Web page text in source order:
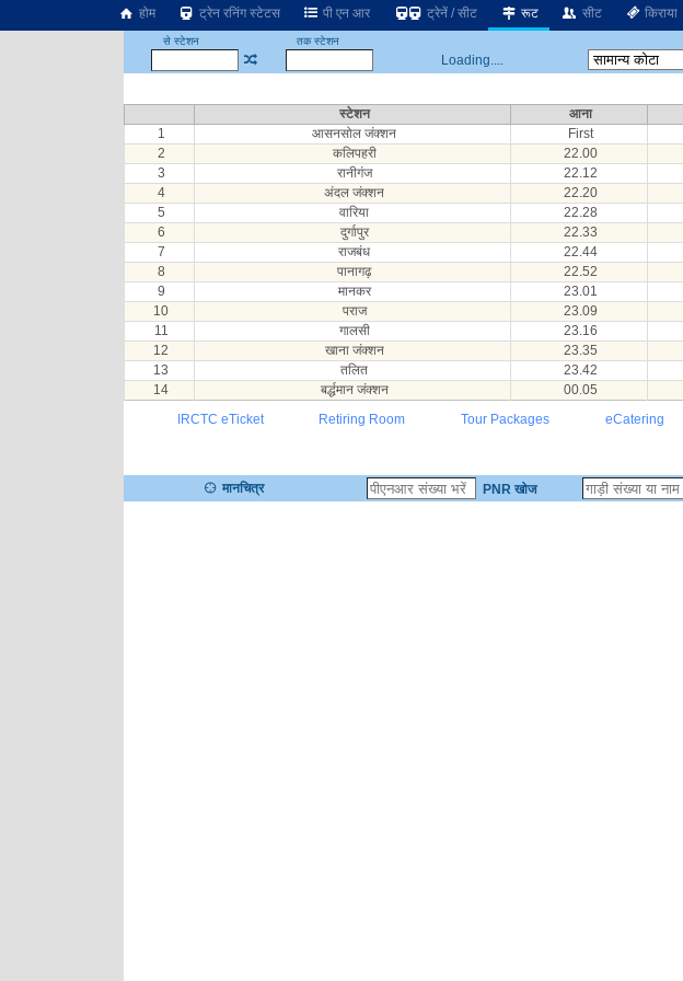
होम ट्रेन रनिंग स्टेटस पी एन आर ट्रेनें / सीट रूट सीट किराया
से स्टेशन तक स्टेशन
Loading....
स्टेशन आना
1
आसनसोल जंक्शन First
2
कलिपहरी 22.00
3
रानीगंज 22.12
4
अंदल जंक्शन 22.20
5
वारिया 22.28
6
दुर्गापुर 22.33
7
राजबंध 22.44
8
पानागढ़ 22.52
9
मानकर 23.01
10
पराज 23.09
11
गालसी 23.16
12
खाना जंक्शन 23.35
13
तलित 23.42
14
बर्द्धमान जंक्शन 00.05
IRCTC eTicket
Retiring Room Tour Packages eCatering
मानचित्र PNR खोज